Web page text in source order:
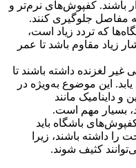
باشند. کفپوش‌های نرم‌تر و
مفاصل جلوگیری کنند.
که تردد زیاد است،
زیاد مقاوم باشد تا عمر
لغزنده داشته باشند تا
این موضوع به‌ویژه در
داینامیک مانند
بسیار مهم است.
باشگاه باید
داشته باشند، زیرا
کثیف شوند.